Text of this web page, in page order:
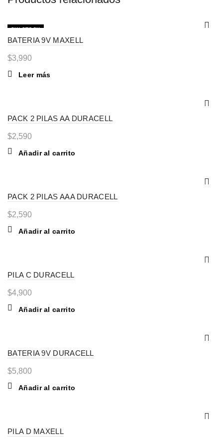
SIN STOCK
BATERIA 9V MAXELL
$3,990
Leer más
PACK 2 PILAS AA DURACELL
$2,590
Añadir al carrito
PACK 2 PILAS AAA DURACELL
$2,590
Añadir al carrito
PILA C DURACELL
$4,900
Añadir al carrito
BATERIA 9V DURACELL
$5,800
Añadir al carrito
PILA D MAXELL